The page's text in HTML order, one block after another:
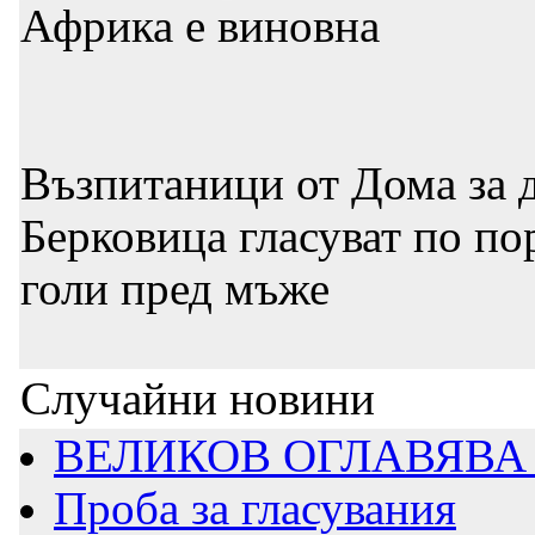
Африка е виновна
Възпитаници от Дома за
Берковица гласуват по
голи пред мъже
Случайни новини
ВЕЛИКОВ
Проба за гласувания